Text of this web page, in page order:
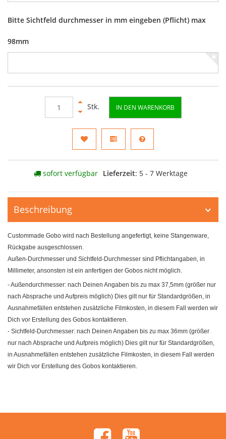
Bitte Sichtfeld durchmesser in mm eingeben (Pflicht) max
98mm
Stk. IN DEN WARENKORB
sofort verfügbar Lieferzeit: 5 - 7 Werktage
Beschreibung
Custommade Gobo wird nach Bestellung angefertigt, keine Stangenware,
Rückgabe ausgeschlossen.
Außen-Durchmesser und Sichtfeld-Durchmesser sind Pflichtangaben, in
Millimeter, ansonsten ist ein anfertigen der Gobos nicht möglich.
- Außendurchmesser: nach Deinen Angaben bis zu max 37,5mm (größer nur
nach Absprache und Aufpreis möglich) Dies gilt nur für Standardgrößen, in
Ausnahmefällen entstehen zusätzliche Filmkosten, in diesem Fall werden wir
Dich vor Erstellung des Gobos kontaktieren.
- Sichtfeld-Durchmesser: nach Deinen Angaben bis zu max 36mm (größer
nur nach Absprache und Aufpreis möglich) Dies gilt nur für Standardgrößen,
in Ausnahmefällen entstehen zusätzliche Filmkosten, in diesem Fall werden
wir Dich vor Erstellung des Gobos kontaktieren.